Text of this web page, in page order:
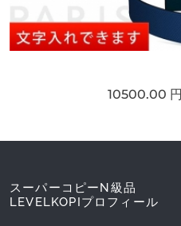
10500.00 円
スーパーコピーN級品
LEVELKOPIプロフィール